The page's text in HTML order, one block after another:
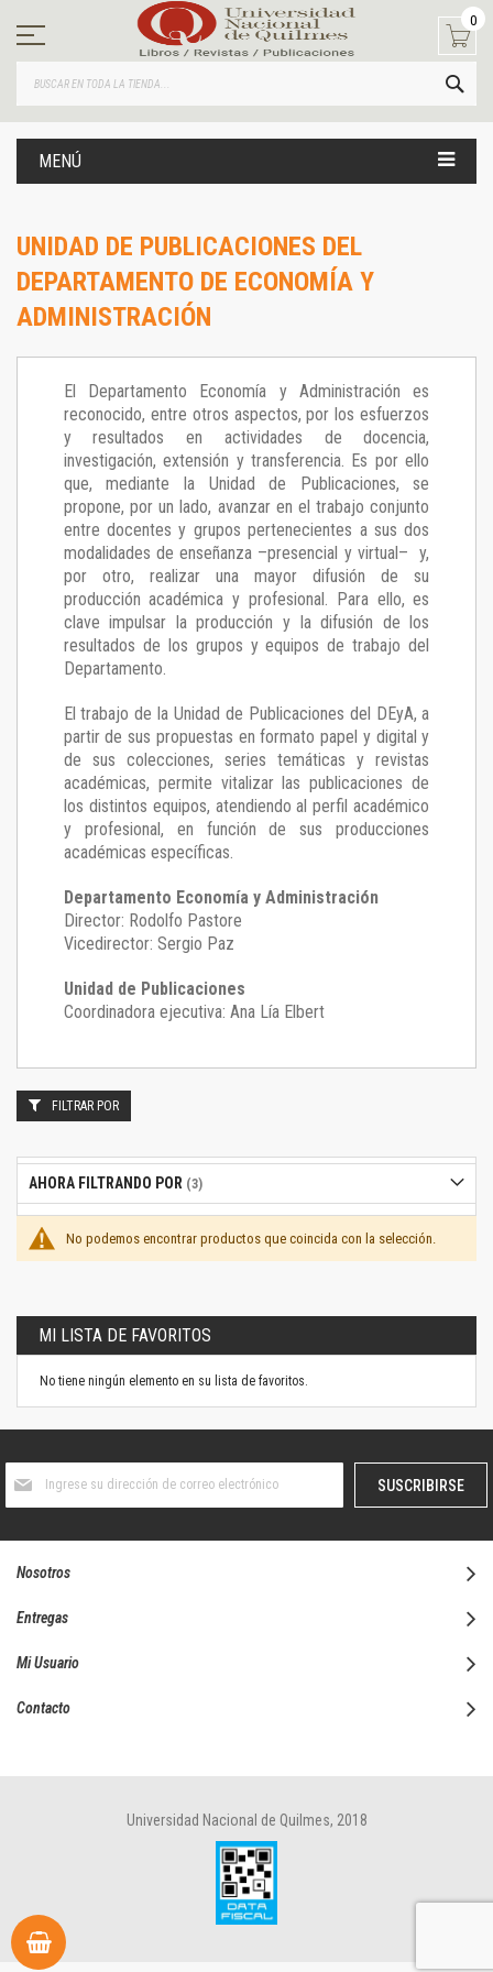
contenido
0
MENÚ
UNIDAD DE PUBLICACIONES DEL
DEPARTAMENTO DE ECONOMÍA Y
ADMINISTRACIÓN
El Departamento Economía y Administración es
reconocido, entre otros aspectos, por los esfuerzos
y resultados en actividades de docencia,
investigación, extensión y transferencia. Es por ello
que, mediante la Unidad de Publicaciones, se
propone, por un lado, avanzar en el trabajo conjunto
entre docentes y grupos pertenecientes a sus dos
modalidades de enseñanza –presencial y virtual– y,
por otro, realizar una mayor difusión de su
producción académica y profesional. Para ello, es
clave impulsar la producción y la difusión de los
resultados de los grupos y equipos de trabajo del
Departamento.
El trabajo de la Unidad de Publicaciones del DEyA, a
partir de sus propuestas en formato papel y digital y
de sus colecciones, series temáticas y revistas
académicas, permite vitalizar las publicaciones de
los distintos equipos, atendiendo al perfil académico
y profesional, en función de sus producciones
académicas específicas.
Departamento Economía y Administración
Director: Rodolfo Pastore
Vicedirector: Sergio Paz
Unidad de Publicaciones
Coordinadora ejecutiva: Ana Lía Elbert
No podemos encontrar productos que coincida con la selección.
FILTRAR POR
AHORA FILTRANDO POR
MI LISTA DE FAVORITOS
No tiene ningún elemento en su lista de favoritos.
boletín
SUSCRIBIRSE
Nosotros
Entregas
Mi Usuario
Contacto
Universidad Nacional de Quilmes, 2018